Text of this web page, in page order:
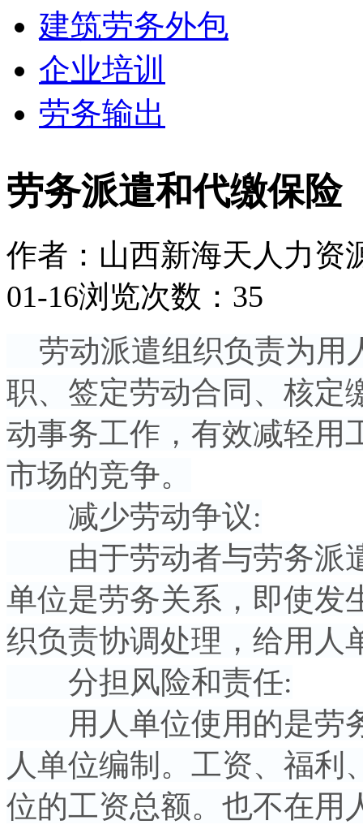
建筑劳务外包
企业培训
劳务输出
劳务派遣和代缴保险
作者：山西新海天人力资
01-16浏览次数：35
劳动派遣组织负责为用
职、签定劳动合同、核定
动事务工作，有效减轻用
市场的竞争。
减少劳动争议:
由于劳动者与劳务派
单位是劳务关系，即使发
织负责协调处理，给用人
分担风险和责任:
用人单位使用的是劳
人单位编制。工资、福利
位的工资总额。也不在用